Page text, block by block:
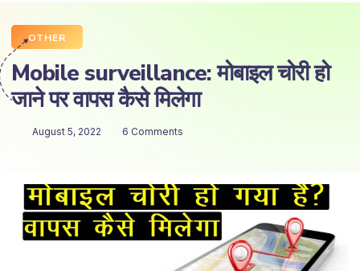
OTHER
Mobile surveillance: मोबाइल चोरी हो
जाने पर वापस कैसे मिलेगा
August 5, 2022 6 Comments